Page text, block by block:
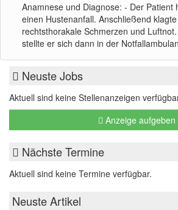
Anamnese und Diagnose: - Der Patient
einen Hustenanfall. Anschließend
rechtsthorakale Schmerzen und
stellte er sich dann in der
Neuste Jobs
Aktuell sind keine Stellenanzeigen
Anzeige aufgeben
Nächste Termine
Aktuell sind keine Termine verfügbar.
Neuste Artikel